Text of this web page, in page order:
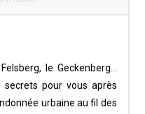
le Geckenberg…
secrets pour vous après
urbaine au fil des